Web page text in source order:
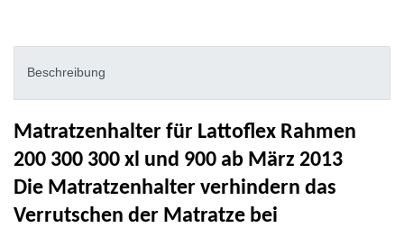
Beschreibung
Matratzenhalter für Lattoflex Rahmen
200 300 300 xl und 900 ab März 2013
Die Matratzenhalter verhindern das
Verrutschen der Matratze bei